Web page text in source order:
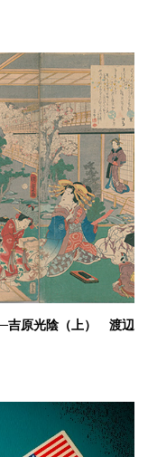
吉原光陰（上） 渡辺